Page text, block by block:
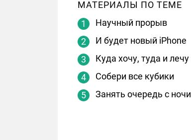
МАТЕРИАЛЫ ПО ТЕМЕ
Научный прорыв
И будет новый iPhone
Куда хочу, туда и лечу
Собери все кубики
Занять очередь с ночи